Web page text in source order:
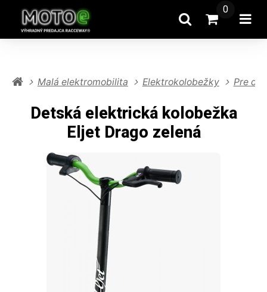
HľadaťPrejsť na
0
Malá elektromobilita Elektrokolobežky Pre
Detská elektrická kolobežka
Eljet Drago zelená